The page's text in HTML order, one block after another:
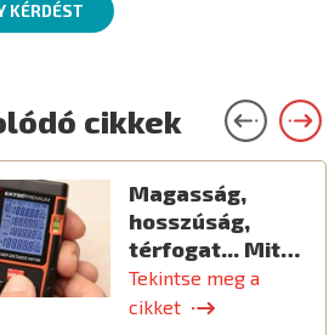
KÉRDÉST
cikkek
Magasság,
hosszúság,
térfogat... Mit…
Tekintse meg a
cikket